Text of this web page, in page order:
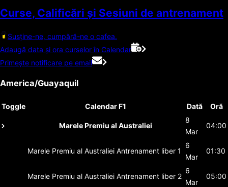
Curse, Calificări și Sesiuni de antrenament
Susține-ne, cumpără-ne o cafea.
Adaugă data și ora curselor în Calendar
Primește notificare pe email
America/Guayaquil
Toggle Calendar F1 Dată Oră
Marele Premiu al Australiei
8
Mar
04:00
Marele Premiu al Australiei Antrenament liber 1
6
Mar
01:30
Marele Premiu al Australiei Antrenament liber 2
6
Mar
05:00